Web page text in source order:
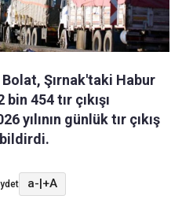
Şırnak'taki Habur
454 tır çıkışı
yılının günlük tır çıkış
bildirdi.
a-|+A